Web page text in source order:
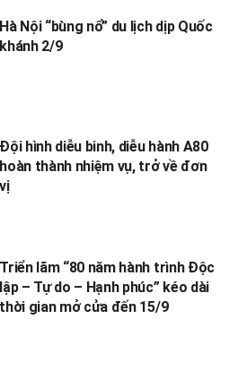
Hà Nội “bùng nổ” du lịch dịp Quốc
khánh 2/9
Đội hình diễu binh, diễu hành A80
hoàn thành nhiệm vụ, trở về đơn
vị
Triển lãm “80 năm hành trình Độc
lập – Tự do – Hạnh phúc” kéo dài
thời gian mở cửa đến 15/9